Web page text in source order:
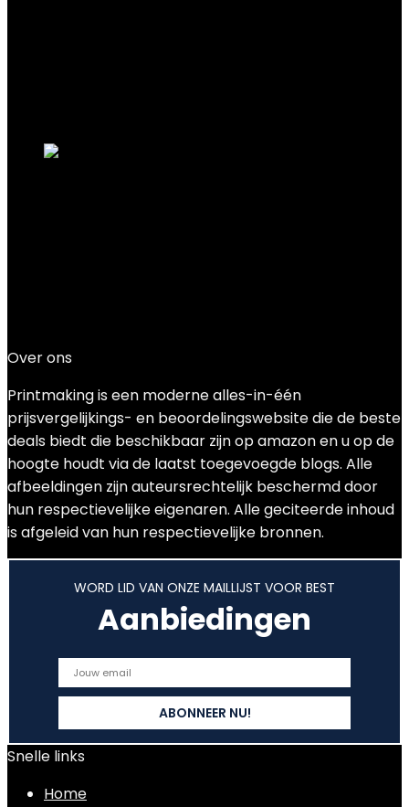
Over ons
Printmakingis een moderne alles-in-één
prijsvergelijkings- en beoordelingswebsite die de beste
deals biedt die beschikbaar zijn op amazon en u op de
hoogte houdt via de laatst toegevoegde blogs. Alle
afbeeldingen zijn auteursrechtelijk beschermd door
hun respectievelijke eigenaren. Alle geciteerde inhoud
is afgeleid van hun respectievelijke bronnen.
WORD LID VAN ONZE MAILLIJST VOOR BEST
Aanbiedingen
Snelle links
Home